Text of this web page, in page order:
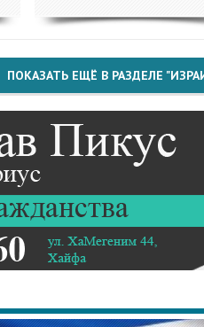
ПОКАЗАТЬ ЕЩЁ В РАЗДЕЛЕ